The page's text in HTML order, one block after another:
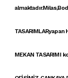
TASARIMLARyapan
MEKAN TASARIMI